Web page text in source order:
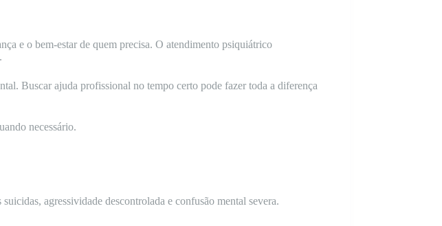
e o bem-estar de quem precisa. O atendimento psiquiátrico
Buscar ajuda profissional no tempo certo pode fazer toda a diferença
necessário.
agressividade descontrolada e confusão mental severa.